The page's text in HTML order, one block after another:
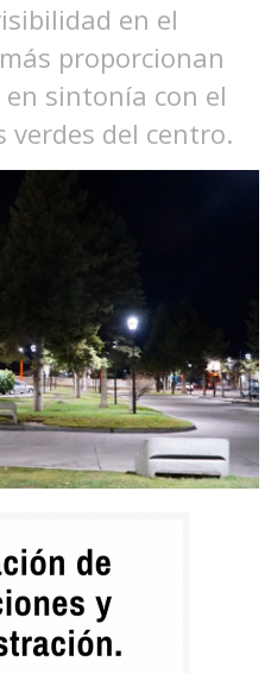
en el
proporcionan
sintonía con el
verdes del centro.